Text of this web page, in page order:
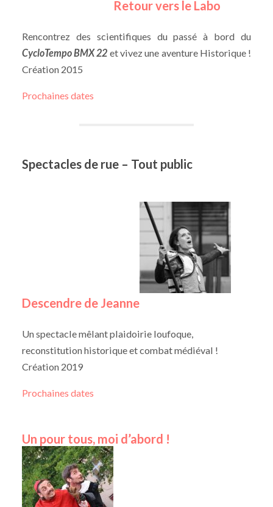
Retour vers le Labo
Rencontrez des scientifiques du passé à bord du
CycloTempo BMX 22 et vivez une aventure Historique !
Création 2015
Prochaines dates
Spectacles de rue – Tout public
Descendre de Jeanne
Un spectacle mêlant plaidoirie loufoque,
reconstitution historique et combat médiéval !
Création 2019
Prochaines dates
Un pour tous, moi d’abord !